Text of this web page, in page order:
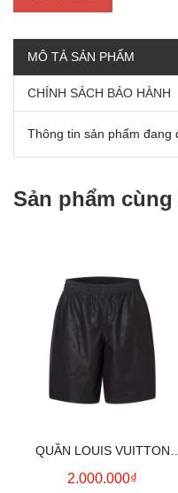
MÔ TẢ SẢN PHẨM
CHÍNH SÁCH BẢO HÀNH
Thông tin sản phẩm đang
Sản phẩm cùng
QUẦN LOUIS VUITTON
MONOGRAM MOIRE
2.000.000₫